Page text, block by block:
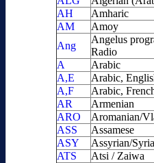
AH
Amharic
AM
Amoy
Ang
Angelus
Radio
A
Arabic
A,E
Arabic,
A,F
Arabic,
AR
Armenian
ARO
Aromanian/
ASS
Assamese
ASY
Assyrian/
ATS
Atsi / Zaiwa